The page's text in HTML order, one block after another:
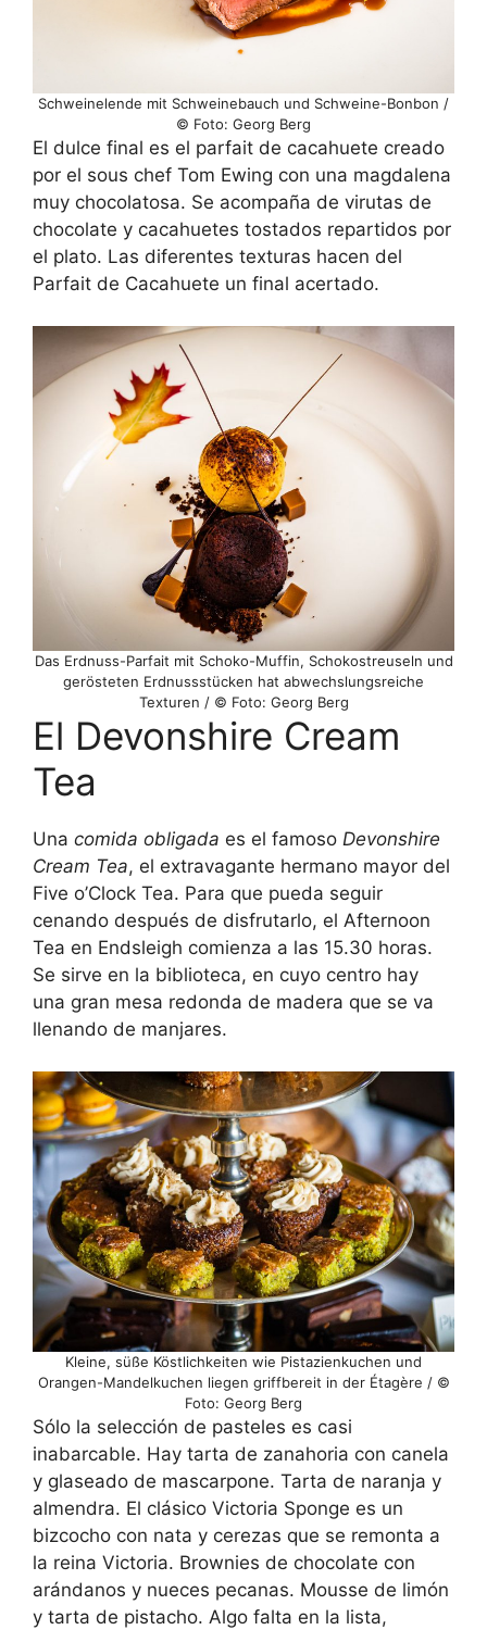
Schweinelende mit Schweinebauch und Schweine-Bonbon /
© Foto: Georg Berg
El dulce final es el parfait de cacahuete creado
por el sous chef Tom Ewing con una magdalena
muy chocolatosa. Se acompaña de virutas de
chocolate y cacahuetes tostados repartidos por
el plato. Las diferentes texturas hacen del
Parfait de Cacahuete un final acertado.
Das Erdnuss-Parfait mit Schoko-Muffin, Schokostreuseln und
gerösteten Erdnussstücken hat abwechslungsreiche
Texturen / © Foto: Georg Berg
El Devonshire Cream
Tea
Una comida obligada es el famoso Devonshire
Cream Tea, el extravagante hermano mayor del
Five o’Clock Tea. Para que pueda seguir
cenando después de disfrutarlo, el Afternoon
Tea en Endsleigh comienza a las 15.30 horas.
Se sirve en la biblioteca, en cuyo centro hay
una gran mesa redonda de madera que se va
llenando de manjares.
Kleine, süße Köstlichkeiten wie Pistazienkuchen und
Orangen-Mandelkuchen liegen griffbereit in der Étagère / ©
Foto: Georg Berg
Sólo la selección de pasteles es casi
inabarcable. Hay tarta de zanahoria con canela
y glaseado de mascarpone. Tarta de naranja y
almendra. El clásico Victoria Sponge es un
bizcocho con nata y cerezas que se remonta a
la reina Victoria. Brownies de chocolate con
arándanos y nueces pecanas. Mousse de limón
y tarta de pistacho. Algo falta en la lista,